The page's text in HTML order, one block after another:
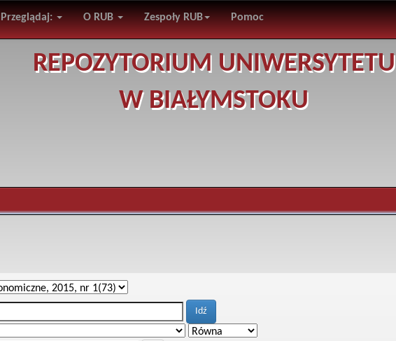
Przeglądaj: O RUB Zespoły RUB Pomoc
REPOZYTORIUM UNIWERSYTETU
W BIAŁYMSTOKU